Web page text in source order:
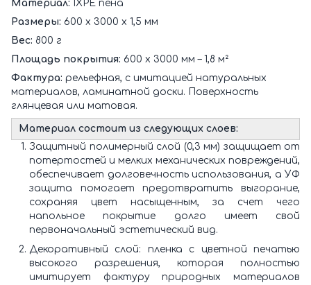
Материал:
IXPE пена
Размеры: 600 х 3000 х 1,5 мм
Вес: 800 г
Площадь покрытия: 600 х 3000 мм – 1,8 м²
Фактура: рельефная, с имитацией натуральных
материалов, ламинатной доски. Поверхность
глянцевая или матовая.
Материал состоит из следующих слоев:
Защитный полимерный слой (0,3 мм) защищает от
потертостей и мелких механических повреждений,
обеспечивает долговечность использования, а УФ
защита помогает предотвратить выгорание,
сохраняя цвет насыщенным, за счет чего
напольное покрытие долго имеет свой
первоначальный эстетический вид.
Декоративный слой: пленка с цветной печатью
высокого разрешения, которая полностью
имитирует фактуру природных материалов